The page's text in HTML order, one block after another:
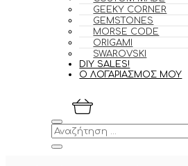
GEEKY CORNER
GEMSTONES
MORSE CODE
ORIGAMI
SWAROVSKI
DIY SALES!
Ο ΛΟΓΑΡΙΑΣΜΟΣ ΜΟΥ